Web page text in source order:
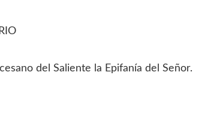
del Saliente la Epifanía del Señor.